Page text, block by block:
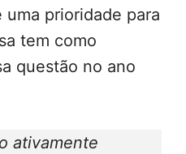
prioridade para
tem como
questão no ano
ativamente